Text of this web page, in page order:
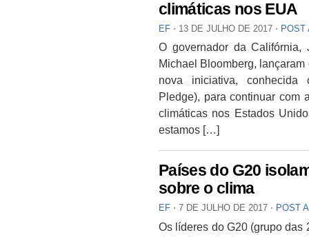
climáticas nos EUA
EF ⋅ 13 DE JULHO DE 2017 ⋅ POST
O governador da
Michael Bloomberg,
nova iniciativa, conhecida
Pledge), para continuar com
climáticas nos Estados
estamos […]
Países do G20
sobre o clima
EF ⋅ 7 DE JULHO DE 2017 ⋅ POST
Os líderes do G20 (grupo